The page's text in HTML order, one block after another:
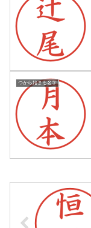
つから始まる名字